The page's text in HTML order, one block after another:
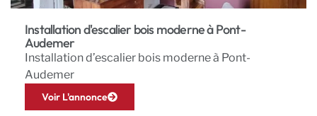
Installation d'escalier bois moderne à Pont-
Audemer
Installation d’escalier bois moderne à Pont-
Audemer
Voir L'annonce